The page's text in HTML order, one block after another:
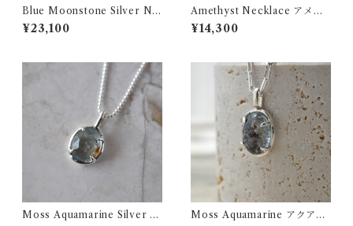
Blue Moonstone Silver Ne
cklace ブルームーンストー
ン シルバー ネックレス
¥23,100
Amethyst Necklace アメジ
スト ネックレス
¥14,300
Moss Aquamarine Silver N
Moss Aquamarine アクアマ